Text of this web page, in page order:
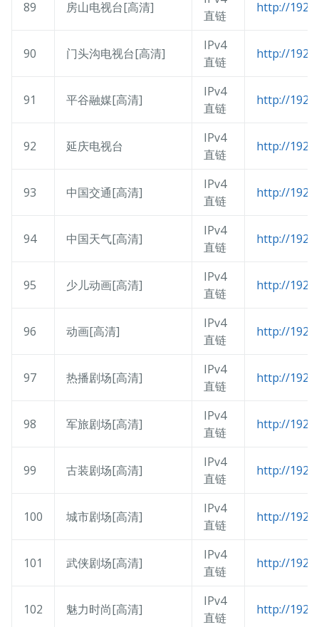
89 房山电视台[高清]
直链
http://
90 门头沟电视台[高清]
IPv4
直链
http://
91 平谷融媒[高清]
IPv4
直链
http://
92 延庆电视台
IPv4
直链
http://
93 中国交通[高清]
IPv4
直链
http://
94 中国天气[高清]
IPv4
直链
http://
95 少儿动画[高清]
IPv4
直链
http://
96 动画[高清]
IPv4
直链
http://
97 热播剧场[高清]
IPv4
直链
http://
98 军旅剧场[高清]
IPv4
直链
http://
99 古装剧场[高清]
IPv4
直链
http://
100 城市剧场[高清]
IPv4
直链
http://
101 武侠剧场[高清]
IPv4
直链
http://
102 魅力时尚[高清]
IPv4
直链
http://